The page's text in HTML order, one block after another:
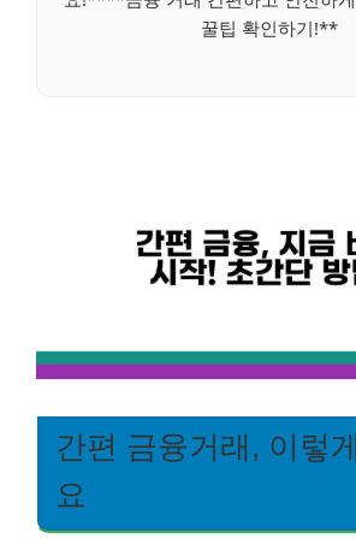
꿀팁 확인하기!**
간편 금융거래, 이렇
요